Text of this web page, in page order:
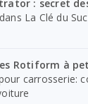
: secret
La Clé du
Rotiform à
carrosserie: